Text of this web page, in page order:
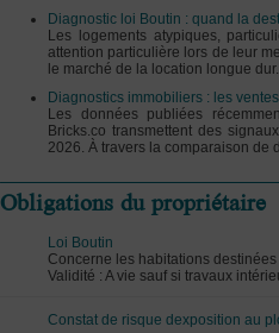
Diagnostic loi Boutin : quand la
Les logements atypiques,
attention particulière lors de leur
le marché de la location longue
Diagnostics immobiliers : les
Les données publiées
Bricks.co transmettent des
2026. À travers la comparaison de
Obligations du propriétaire
Loi Boutin
Concerne les habitations
Validité : A vie sauf si travaux
Constat de risque dexposition au